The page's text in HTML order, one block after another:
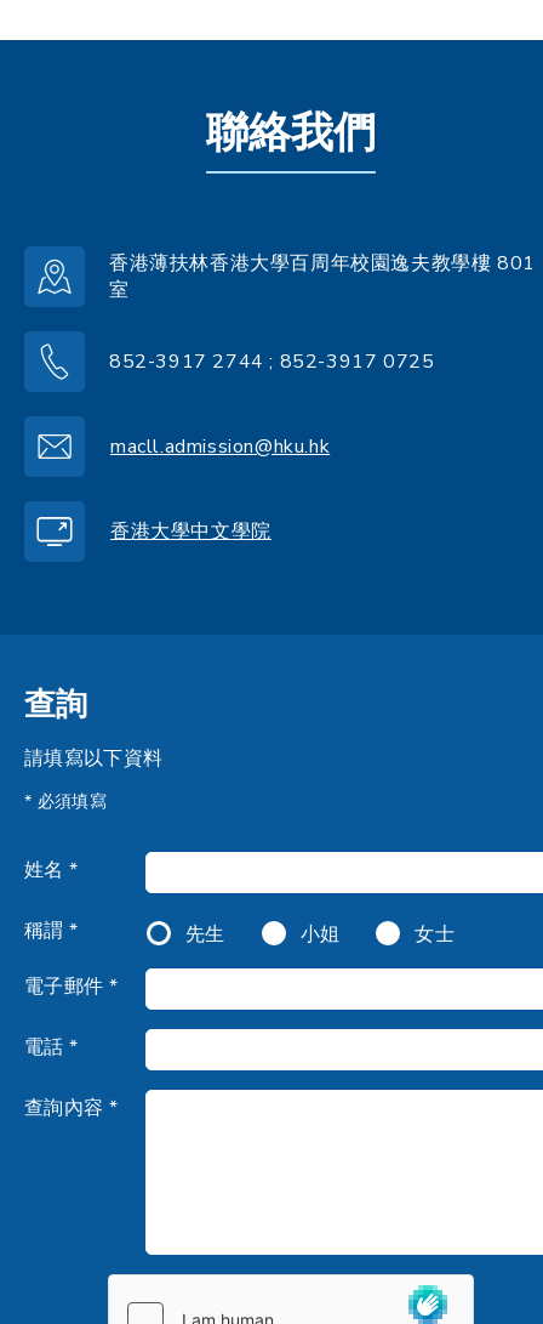
聯絡我們
香港薄扶林香港大學百周年校園逸夫教學樓 801
室
852-3917 2744 ; 852-3917 0725
macll.admission@hku.hk
香港大學中文學院
查詢
請填寫以下資料
* 必須填寫
姓名 *
稱謂 * 先生 小姐
女士
電子郵件 *
電話 *
查詢內容 *